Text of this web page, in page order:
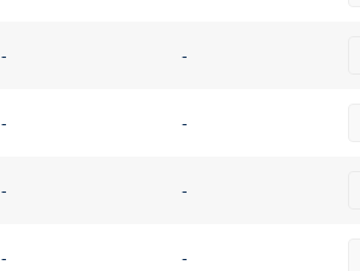
- -
- -
- -
- -